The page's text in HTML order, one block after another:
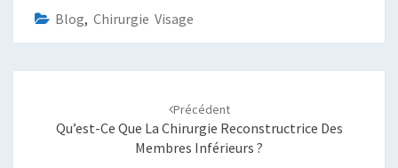
Blog, Chirurgie Visage
Précédent
Qu’est-Ce Que La Chirurgie Reconstructrice Des
Membres Inférieurs ?